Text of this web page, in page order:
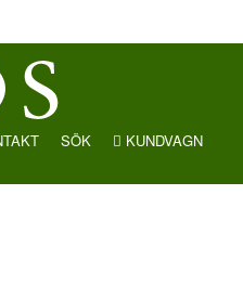
SÖK KUNDVAGN